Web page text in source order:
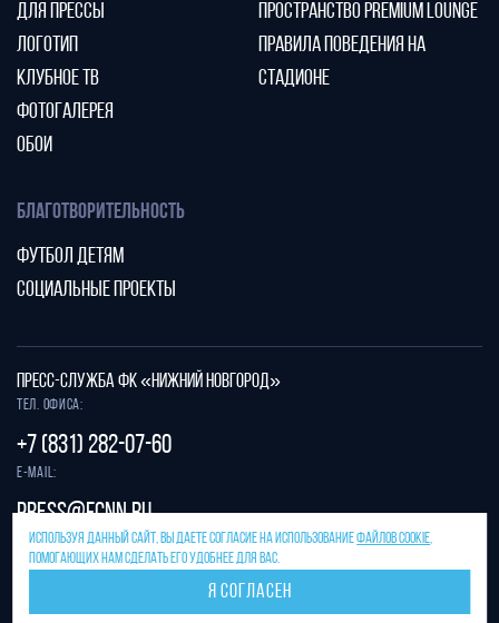
ДЛЯ ПРЕССЫ
ЛОГОТИП
КЛУБНОЕ ТВ
ФОТОГАЛЕРЕЯ
ОБОИ
ПРОСТРАНСТВО PREMIUM LOUNGE
ПРАВИЛА ПОВЕДЕНИЯ НА
СТАДИОНЕ
БЛАГОТВОРИТЕЛЬНОСТЬ
ФУТБОЛ ДЕТЯМ
СОЦИАЛЬНЫЕ ПРОЕКТЫ
Защита от спама reCAPTCHA.
Конфиденциальностьиусловия использования
ПРЕСС-СЛУЖБА ФК «НИЖНИЙ НОВГОРОД»
Тел. офиса:
+7 (831) 282-07-60
E-mail:
press@fcnn.ru
ИСПОЛЬЗУЯ ДАННЫЙ САЙТ, ВЫ ДАЕТЕ СОГЛАСИЕ НА ИСПОЛЬЗОВАНИЕФАЙЛОВ COOKIE,
ПОМОГАЮЩИХ НАМ СДЕЛАТЬ ЕГО УДОБНЕЕ ДЛЯ ВАС.
Я СОГЛАСЕН